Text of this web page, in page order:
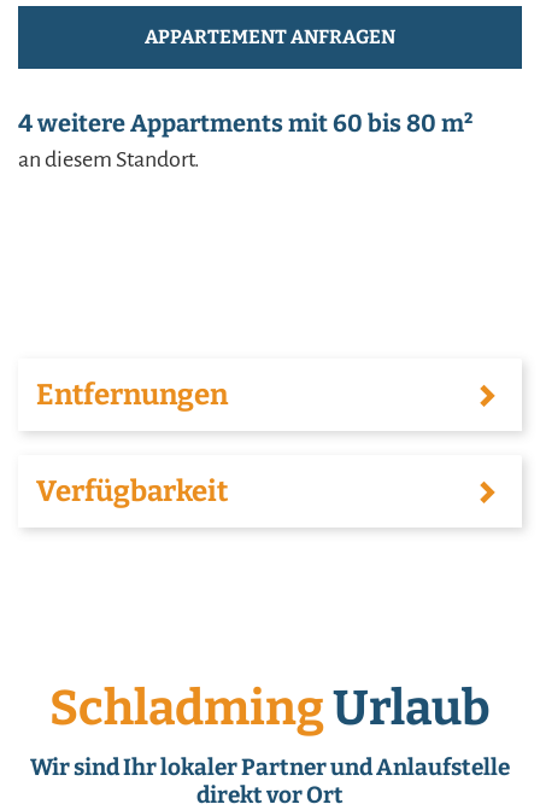
APPARTEMENT ANFRAGEN
4 weitere Appartments mit 60 bis 80 m²
an diesem Standort.
Entfernungen
Verfügbarkeit
SchladmingUrlaub
Wir sind Ihr lokaler Partner und Anlaufstelle
direkt vor Ort